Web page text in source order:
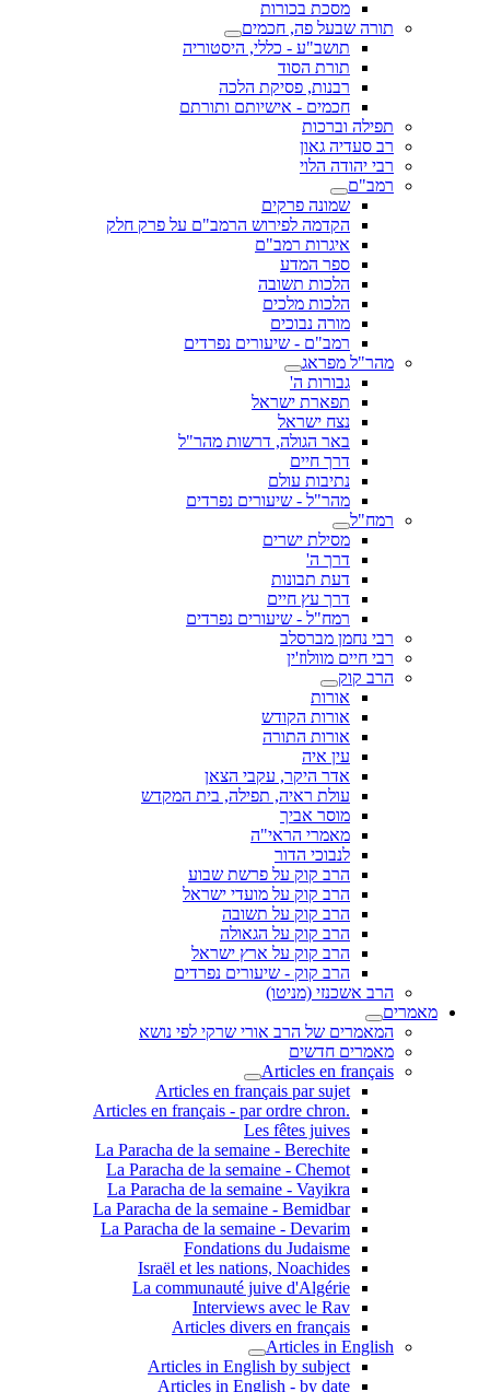
מסכת בכורות
תורה שבעל פה, חכמים
תושב"ע - כללי, היסטוריה
תורת הסוד
רבנות, פסיקת הלכה
חכמים - אישיותם ותורתם
תפילה וברכות
רב סעדיה גאון
רבי יהודה הלוי
רמב"ם
שמונה פרקים
הקדמה לפירוש הרמב"ם על פרק חלק
איגרות רמב"ם
ספר המדע
הלכות תשובה
הלכות מלכים
מורה נבוכים
רמב"ם - שיעורים נפרדים
מהר"ל מפראג
גבורות ה'
תפארת ישראל
נצח ישראל
באר הגולה, דרשות מהר"ל
דרך חיים
נתיבות עולם
מהר"ל - שיעורים נפרדים
רמח"ל
מסילת ישרים
דרך ה'
דעת תבונות
דרך עץ חיים
רמח"ל - שיעורים נפרדים
רבי נחמן מברסלב
רבי חיים מוולוז'ין
הרב קוק
אורות
אורות הקודש
אורות התורה
עין איה
אדר היקר, עקבי הצאן
עולת ראיה, תפילה, בית המקדש
מוסר אביך
מאמרי הראי"ה
לנבוכי הדור
הרב קוק על פרשת שבוע
הרב קוק על מועדי ישראל
הרב קוק על תשובה
הרב קוק על הגאולה
הרב קוק על ארץ ישראל
הרב קוק - שיעורים נפרדים
הרב אשכנזי (מניטו)
מאמרים
המאמרים של הרב אורי שרקי לפי נושא
מאמרים חדשים
Articles en français
Articles en français par sujet
.Articles en français - par ordre chron
Les fêtes juives
La Paracha de la semaine - Berechite
La Paracha de la semaine - Chemot
La Paracha de la semaine - Vayikra
La Paracha de la semaine - Bemidbar
La Paracha de la semaine - Devarim
Fondations du Judaisme
Israël et les nations, Noachides
La communauté juive d'Algérie
Interviews avec le Rav
Articles divers en français
Articles in English
Articles in English by subject
Articles in English - by date